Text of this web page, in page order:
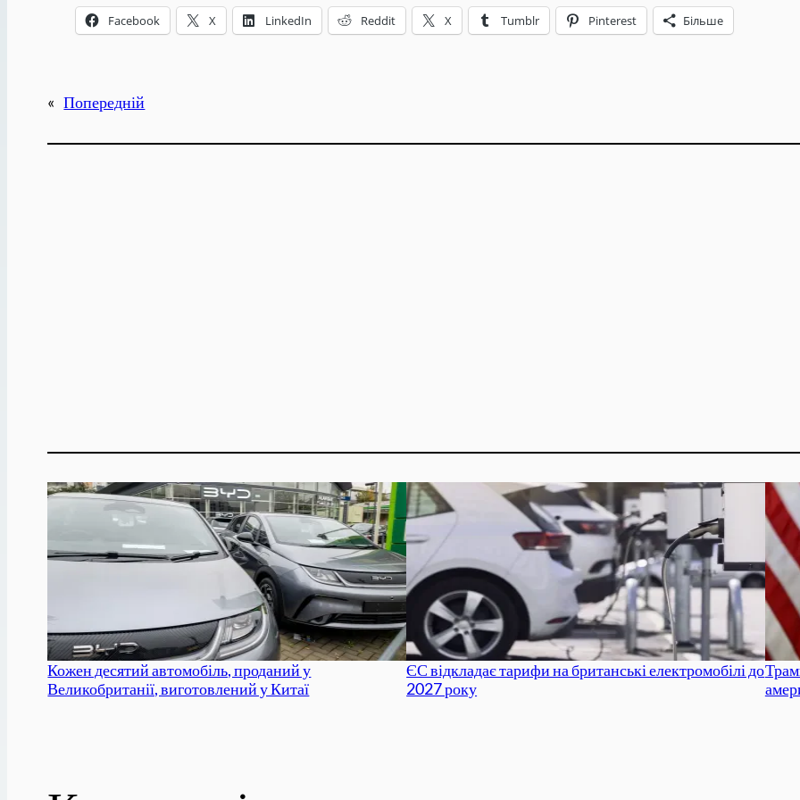
Facebook X LinkedIn Reddit X Tumblr Pinterest Більше
« Попередній
Кожен десятий автомобіль, проданий у
Великобританії, виготовлений у Китаї
ЄС відкладає тарифи на британські електромобілі до
2027 року